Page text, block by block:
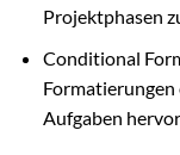
Projektphasen
Conditional
Formatierungen
Aufgaben